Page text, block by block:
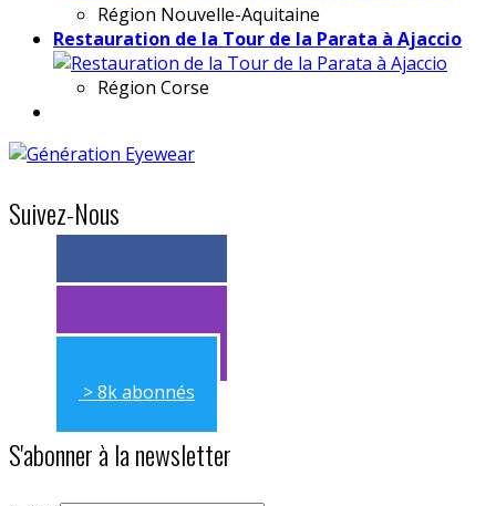
Région Nouvelle-Aquitaine
Restauration de la Tour de la Parata à Ajaccio
Région Corse
Suivez-Nous
> 11k abonnés
> 11k abonnés
> 8k abonnés
S'abonner à la newsletter